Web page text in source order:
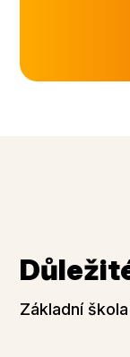
Základní